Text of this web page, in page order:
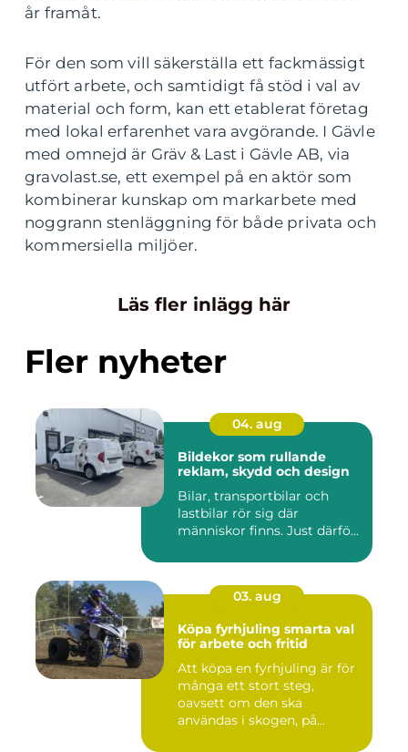
år framåt.
För den som vill säkerställa ett fackmässigt
utfört arbete, och samtidigt få stöd i val av
material och form, kan ett etablerat företag
med lokal erfarenhet vara avgörande. I Gävle
med omnejd är Gräv & Last i Gävle AB, via
gravolast.se, ett exempel på en aktör som
kombinerar kunskap om markarbete med
noggrann stenläggning för både privata och
kommersiella miljöer.
Läs fler inlägg här
Fler nyheter
04. aug
Bildekor som rullande
reklam, skydd och design
Bilar, transportbilar och
lastbilar rör sig där
människor finns. Just därfö...
03. aug
Köpa fyrhjuling smarta val
för arbete och fritid
Att köpa en fyrhjuling är för
många ett stort steg,
oavsett om den ska
användas i skogen, på